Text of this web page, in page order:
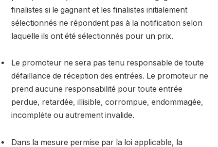
finalistes si le gagnant et les finalistes initialement
sélectionnés ne répondent pas à la notification selon
laquelle ils ont été sélectionnés pour un prix.
Le promoteur ne sera pas tenu responsable de toute
défaillance de réception des entrées. Le promoteur ne
prend aucune responsabilité pour toute entrée
perdue, retardée, illisible, corrompue, endommagée,
incomplète ou autrement invalide.
Dans la mesure permise par la loi applicable, la